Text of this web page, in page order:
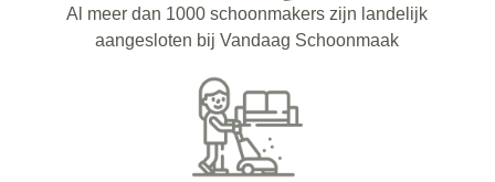
Al meer dan 1000 schoonmakers zijn landelijk
aangesloten bij Vandaag Schoonmaak